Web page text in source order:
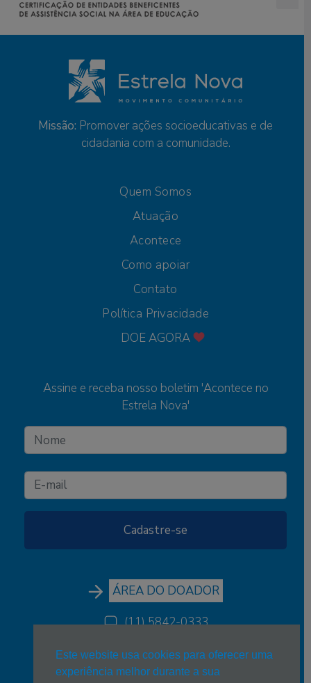
Missão: Promover ações socioeducativas e de
cidadania com a comunidade.
Quem Somos
Atuação
Acontece
Como apoiar
Contato
Política Privacidade
DOE AGORA
Assine e receba nosso boletim 'Acontece no
Estrela Nova'
ÁREA DO DOADOR
(11) 5842-0333
(11) 5842-0333
Este website usa cookies para oferecer uma
experiência melhor durante a sua